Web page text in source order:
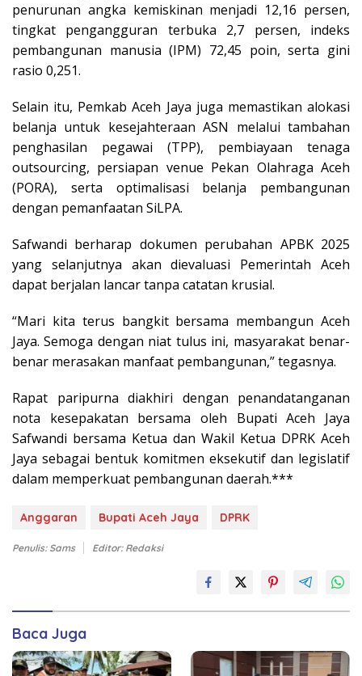
penurunan angka kemiskinan menjadi 12,16 persen,
tingkat pengangguran terbuka 2,7 persen, indeks
pembangunan manusia (IPM) 72,45 poin, serta gini
rasio 0,251.
Selain itu, Pemkab Aceh Jaya juga memastikan alokasi
belanja untuk kesejahteraan ASN melalui tambahan
penghasilan pegawai (TPP), pembiayaan tenaga
outsourcing, persiapan venue Pekan Olahraga Aceh
(PORA), serta optimalisasi belanja pembangunan
dengan pemanfaatan SiLPA.
Safwandi berharap dokumen perubahan APBK 2025
yang selanjutnya akan dievaluasi Pemerintah Aceh
dapat berjalan lancar tanpa catatan krusial.
“Mari kita terus bangkit bersama membangun Aceh
Jaya. Semoga dengan niat tulus ini, masyarakat benar-
benar merasakan manfaat pembangunan,” tegasnya.
Rapat paripurna diakhiri dengan penandatanganan
nota kesepakatan bersama oleh Bupati Aceh Jaya
Safwandi bersama Ketua dan Wakil Ketua DPRK Aceh
Jaya sebagai bentuk komitmen eksekutif dan legislatif
dalam memperkuat pembangunan daerah.***
Anggaran Bupati Aceh Jaya DPRK
Penulis: Sams Editor: Redaksi
Baca Juga